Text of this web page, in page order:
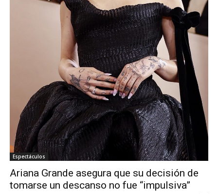
Espectáculos
Ariana Grande asegura que su decisión de
tomarse un descanso no fue “impulsiva”